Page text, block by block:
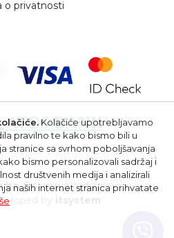
o privatnosti
. Sva prava zadržana.
by
Kolačiće upotrebljavamo
pravilno te kako bismo bili u
stranice sa svrhom poboljšavanja
bismo personalizovali sadržaj i
društvenih medija i analizirali
naših internet stranica prihvatate